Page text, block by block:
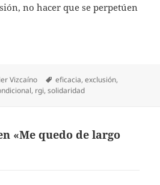
no hacer que se perpetúen
Vizcaíno Etiquetas
eficacia,exclusión,
, rgi,solidaridad
«Me quedo de largo